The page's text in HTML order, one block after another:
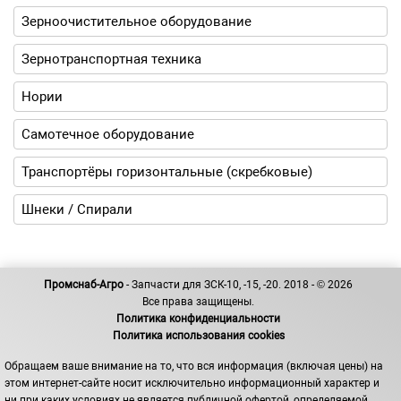
Зерноочистительное оборудование
Зернотранспортная техника
Нории
Самотечное оборудование
Транспортёры горизонтальные (скребковые)
Шнеки / Спирали
Промснаб-Агро - Запчасти для ЗСК-10, -15, -20. 2018 - © 2026
Все права защищены.
Политика конфиденциальности
Политика использования cookies
Обращаем ваше внимание на то, что вся информация (включая цены) на
этом интернет-сайте носит исключительно информационный характер и